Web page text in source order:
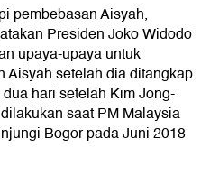
pembebasan Aisyah,
Presiden Joko Widodo
upaya-upaya untuk
Aisyah setelah dia ditangkap
hari setelah Kim Jong-
saat PM Malaysia
Bogor pada Juni 2018